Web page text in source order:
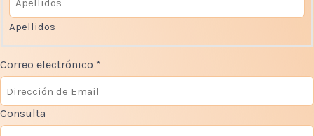
Apellidos
Correo electrónico *
Consulta